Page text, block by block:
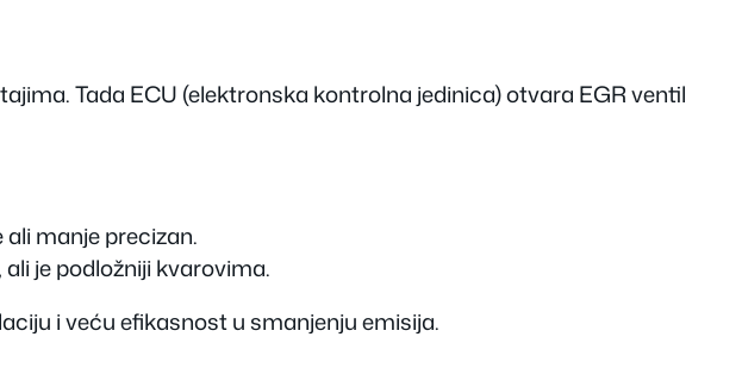
Tada ECU (elektronska kontrolna jedinica) otvara EGR ventil
manje precizan.
je podložniji kvarovima.
i veću efikasnost u smanjenju emisija.